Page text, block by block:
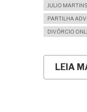
JULIO
PARTILHA
DIVÓRCIO
LEIA